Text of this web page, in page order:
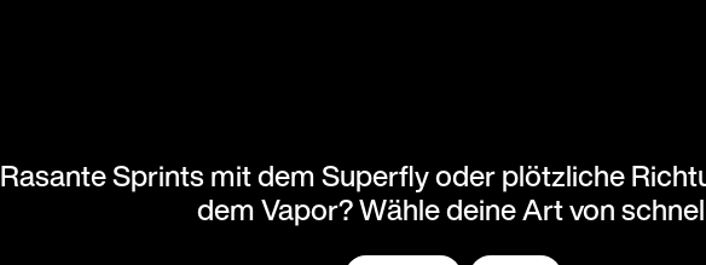
Rasante Sprints mit dem Superfly oder plötzliche
dem Vapor? Wähle deine Art von